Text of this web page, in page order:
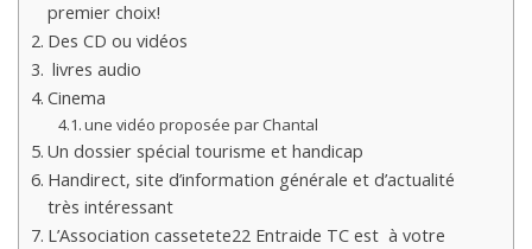
premier choix!
Des CD ou vidéos
livres audio
Cinema
une vidéo proposée par Chantal
Un dossier spécial tourisme et handicap
Handirect, site d’information générale et d’actualité
très intéressant
L’Association cassetete22 Entraide TC est à votre